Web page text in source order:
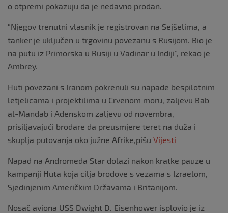
o otpremi pokazuju da je nedavno prodan.
“Njegov trenutni vlasnik je registrovan na Sejšelima, a
tanker je uključen u trgovinu povezanu s Rusijom. Bio je
na putu iz Primorska u Rusiji u Vadinar u Indiji”, rekao je
Ambrey.
Huti povezani s Iranom pokrenuli su napade bespilotnim
letjelicama i projektilima u Crvenom moru, zaljevu Bab
al-Mandab i Adenskom zaljevu od novembra,
prisiljavajući brodare da preusmjere teret na duža i
skuplja putovanja oko južne Afrike,pišu Vijesti
Napad na Andromeda Star dolazi nakon kratke pauze u
kampanji Huta koja cilja brodove s vezama s Izraelom,
Sjedinjenim Američkim Državama i Britanijom.
Nosač aviona USS Dwight D. Eisenhower isplovio je iz